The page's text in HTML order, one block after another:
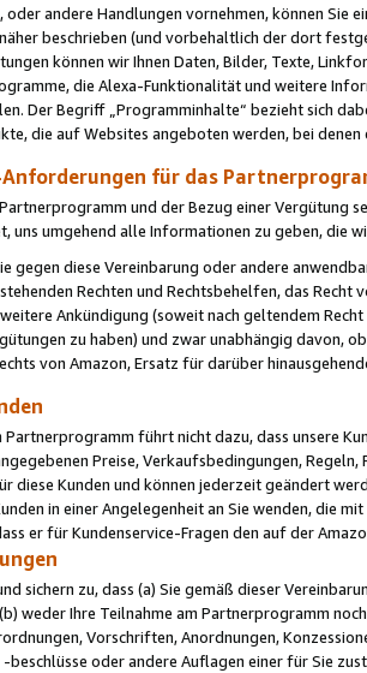
oder andere Handlungen vornehmen, können Sie
näher beschrieben (und vorbehaltlich der dort
können wir Ihnen Daten, Bilder, Texte,
die Alexa-Funktionalität und weitere
Der Begriff „Programminhalte“ bezieht sich
die auf Websites angeboten werden, bei
Anforderungen für das
und der Bezug einer Vergütung
uns umgehend alle Informationen zu geben, die
gegen diese Vereinbarung oder andere
Rechten und Rechtsbehelfen, das
Ankündigung (soweit nach geltendem
zu haben) und zwar unabhängig davon,
von Amazon, Ersatz für darüber
Partnerprogramm führt nicht dazu, dass unsere
Preise, Verkaufsbedingungen,
diese Kunden und können jederzeit geändert
in einer Angelegenheit an Sie wenden, die
er für Kundenservice-Fragen den auf der
sichern zu, dass (a) Sie gemäß dieser
weder Ihre Teilnahme am Partnerprogramm
Vorschriften, Anordnungen,
beschlüsse oder andere Auflagen einer für Sie